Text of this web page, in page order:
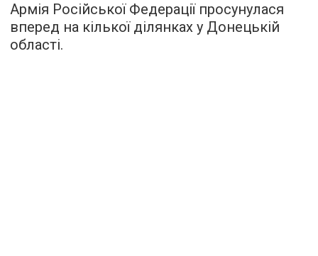
Армія Російської Федерації просунулася
вперед на кілької ділянках у Донецькій
області.